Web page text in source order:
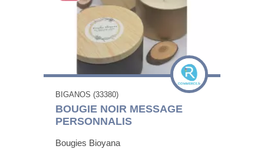
BIGANOS (33380)
BOUGIE NOIR MESSAGE
PERSONNALIS
Bougies Bioyana